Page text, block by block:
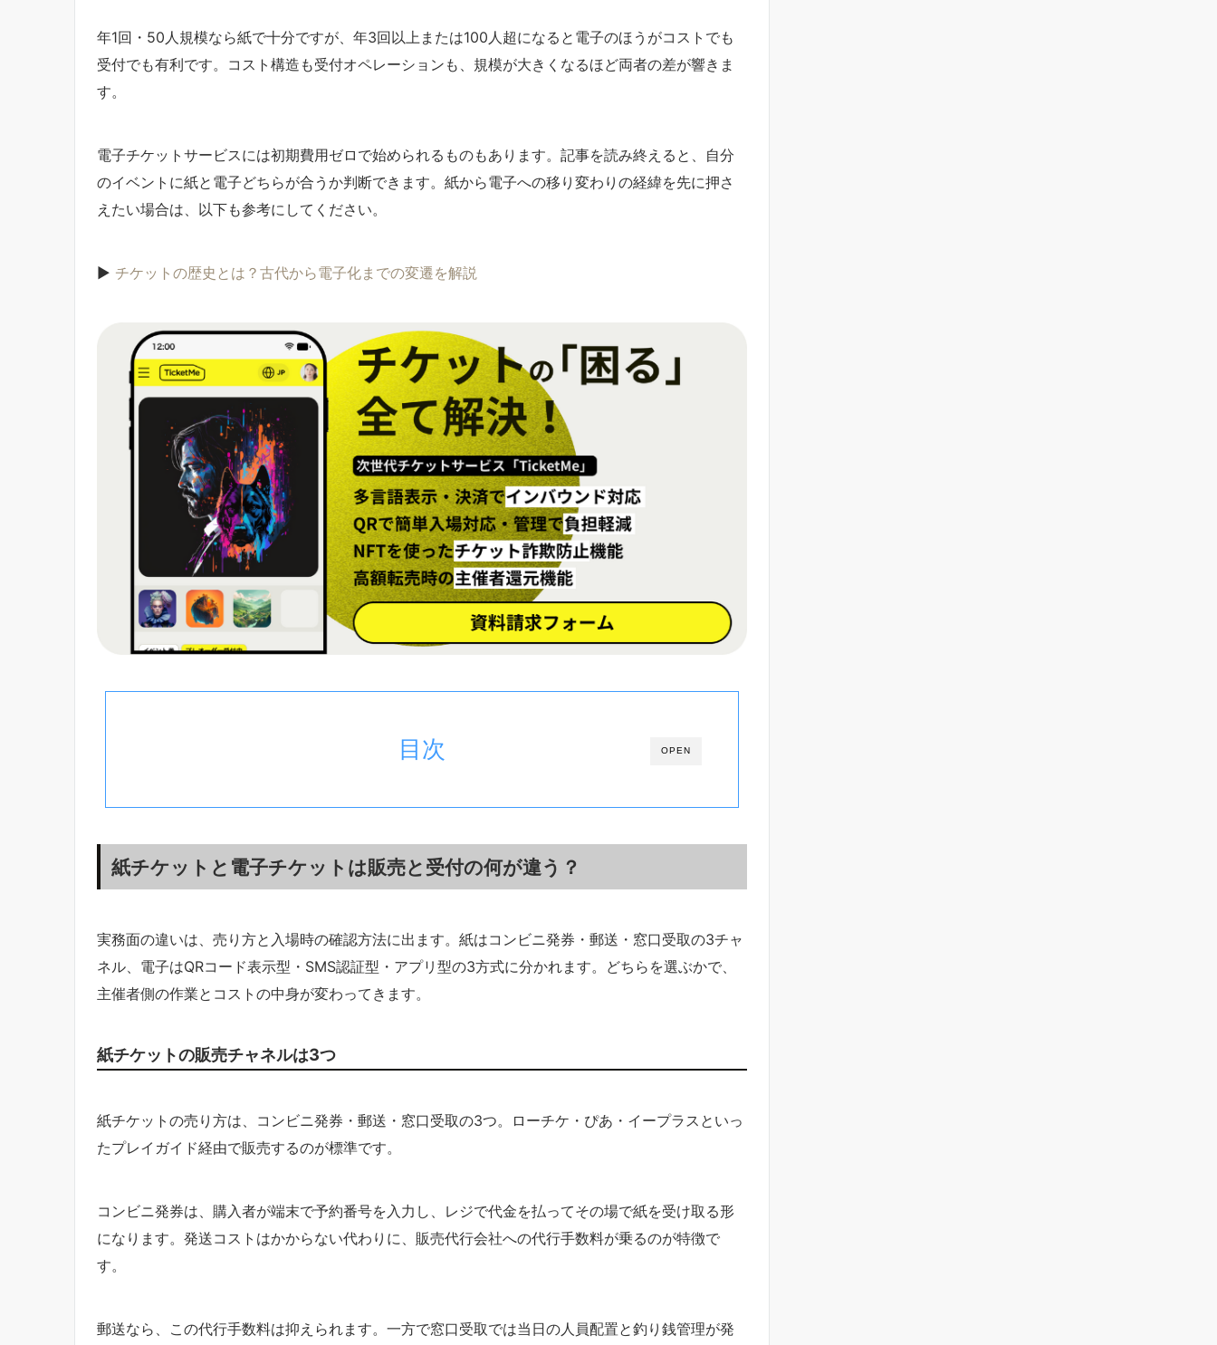
年1回・50人規模なら紙で十分ですが、年3回以上または100人超になると電子のほうがコストでも
受付でも有利です。コスト構造も受付オペレーションも、規模が大きくなるほど両者の差が響きま
す。
電子チケットサービスには初期費用ゼロで始められるものもあります。記事を読み終えると、自分
のイベントに紙と電子どちらが合うか判断できます。紙から電子への移り変わりの経緯を先に押さ
えたい場合は、以下も参考にしてください。
▶ チケットの歴史とは？古代から電子化までの変遷を解説
OPEN
目次
紙チケットと電子チケットは販売と受付の何が違う？
実務面の違いは、売り方と入場時の確認方法に出ます。紙はコンビニ発券・郵送・窓口受取の3チャ
ネル、電子はQRコード表示型・SMS認証型・アプリ型の3方式に分かれます。どちらを選ぶかで、
主催者側の作業とコストの中身が変わってきます。
紙チケットの販売チャネルは3つ
紙チケットの売り方は、コンビニ発券・郵送・窓口受取の3つ。ローチケ・ぴあ・イープラスといっ
たプレイガイド経由で販売するのが標準です。
コンビニ発券は、購入者が端末で予約番号を入力し、レジで代金を払ってその場で紙を受け取る形
になります。発送コストはかからない代わりに、販売代行会社への代行手数料が乗るのが特徴で
す。
郵送なら、この代行手数料は抑えられます。一方で窓口受取では当日の人員配置と釣り銭管理が発